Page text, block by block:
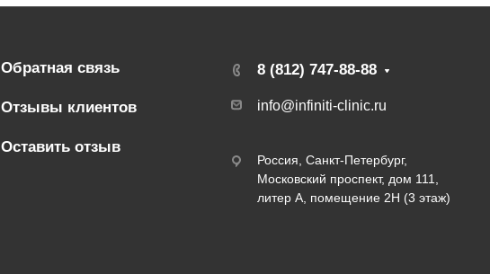
Обратная связь
Отзывы клиентов
Оставить отзыв
8 (812) 747-88-88
info@infiniti-clinic.ru
Россия, Санкт-Петербург,
Московский проспект, дом 111,
литер А, помещение 2Н (3 этаж)